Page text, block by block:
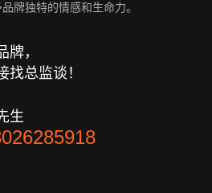
牌独特的情感和生命力。
牌，
找总监谈！
生